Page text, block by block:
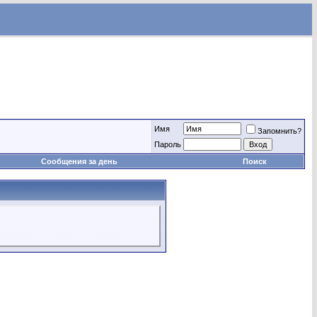
Имя
Запомнить?
Пароль
Сообщения за день Поиск